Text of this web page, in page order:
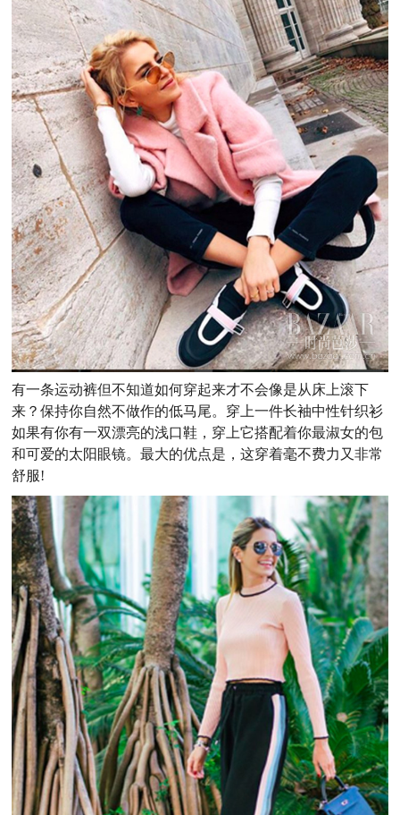
有一条运动裤但不知道如何穿起来才不会像是从床上滚下
来？保持你自然不做作的低马尾。穿上一件长袖中性针织衫
如果有你有一双漂亮的浅口鞋，穿上它搭配着你最淑女的包
和可爱的太阳眼镜。最大的优点是，这穿着毫不费力又非常
舒服!